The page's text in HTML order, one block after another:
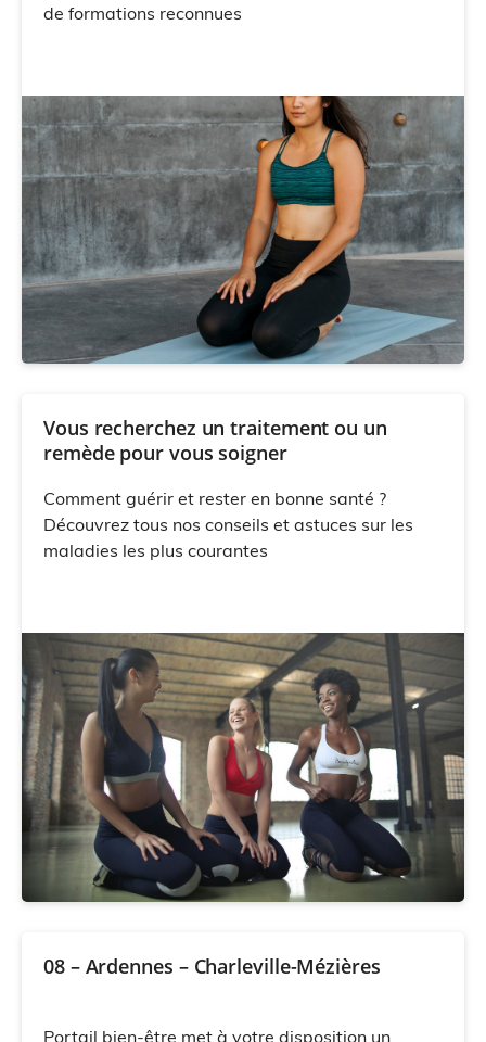
de formations reconnues
Vous recherchez un traitement ou un
remède pour vous soigner
Comment guérir et rester en bonne santé ?
Découvrez tous nos conseils et astuces sur les
maladies les plus courantes
08 – Ardennes – Charleville-Mézières
Portail bien-être met à votre disposition un